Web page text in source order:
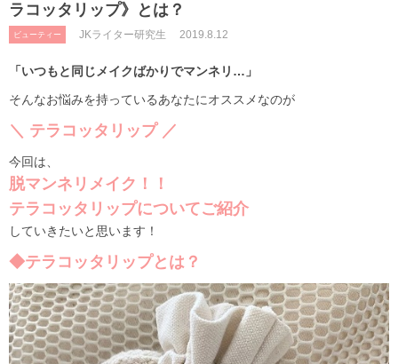
ラコッタリップ》とは？
ビューティー JKライター研究生 2019.8.12
「いつもと同じメイクばかりでマンネリ…」
そんなお悩みを持っているあなたにオススメなのが
＼ テラコッタリップ ／
今回は、
脱マンネリメイク！！
テラコッタリップについてご紹介
していきたいと思います！
◆テラコッタリップとは？